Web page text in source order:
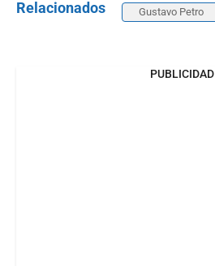
Relacionados Gustavo Petro
PUBLICIDAD